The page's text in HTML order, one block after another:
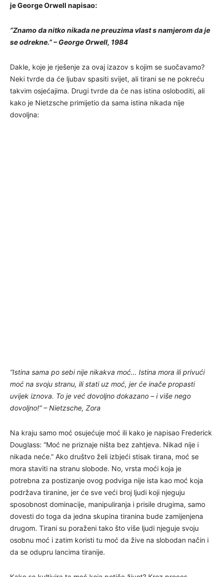
je George Orwell napisao:
“Znamo da nitko nikada ne preuzima vlast s namjerom da je
se odrekne.” – George Orwell, 1984
Dakle, koje je rješenje za ovaj izazov s kojim se suočavamo?
Neki tvrde da će ljubav spasiti svijet, ali tirani se ne pokreću
takvim osjećajima. Drugi tvrde da će nas istina osloboditi, ali
kako je Nietzsche primijetio da sama istina nikada nije
dovoljna:
“Istina sama po sebi nije nikakva moć… Istina mora ili privući
moć na svoju stranu, ili stati uz moć, jer će inače propasti
uvijek iznova. To je već dovoljno dokazano – i više nego
dovoljno!” – Nietzsche, Zora
Na kraju samo moć osujećuje moć ili kako je napisao Frederick
Douglass: “Moć ne priznaje ništa bez zahtjeva. Nikad nije i
nikada neće.” Ako društvo želi izbjeći stisak tirana, moć se
mora staviti na stranu slobode. No, vrsta moći koja je
potrebna za postizanje ovog podviga nije ista kao moć koja
podržava tiranine, jer će sve veći broj ljudi koji njeguju
sposobnost dominacije, manipuliranja i prisile drugima, samo
dovesti do toga da jedna skupina tiranina bude zamijenjena
drugom. Tirani su poraženi tako što više ljudi njeguje svoju
osobnu moć i zatim koristi tu moć da žive na slobodan način i
da se odupru lancima tiranije.